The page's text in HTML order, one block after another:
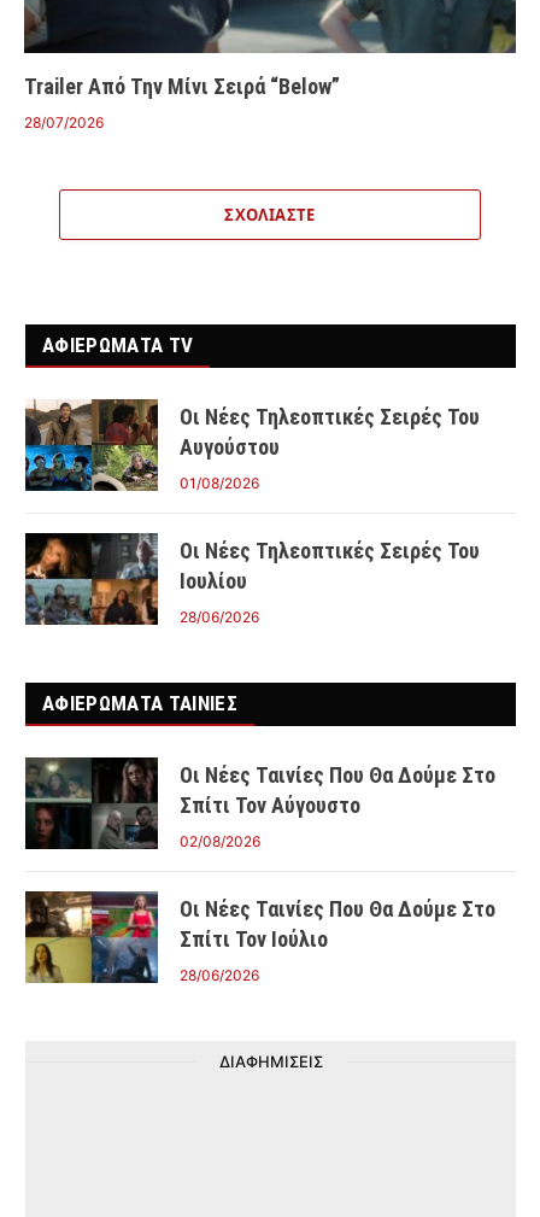
Trailer Από Την Μίνι Σειρά “Below”
28/07/2026
ΣΧΟΛΙΆΣΤΕ
ΑΦΙΕΡΩΜΑΤΑ TV
Οι Νέες Τηλεοπτικές Σειρές Του
Αυγούστου
01/08/2026
Οι Νέες Τηλεοπτικές Σειρές Του
Ιουλίου
28/06/2026
ΑΦΙΕΡΩΜΑΤΑ ΤΑΙΝΊΕΣ
Οι Νέες Ταινίες Που Θα Δούμε Στο
Σπίτι Τον Αύγουστο
02/08/2026
Οι Νέες Ταινίες Που Θα Δούμε Στο
Σπίτι Τον Ιούλιο
28/06/2026
ΔΙΑΦΗΜΙΣΕΙΣ